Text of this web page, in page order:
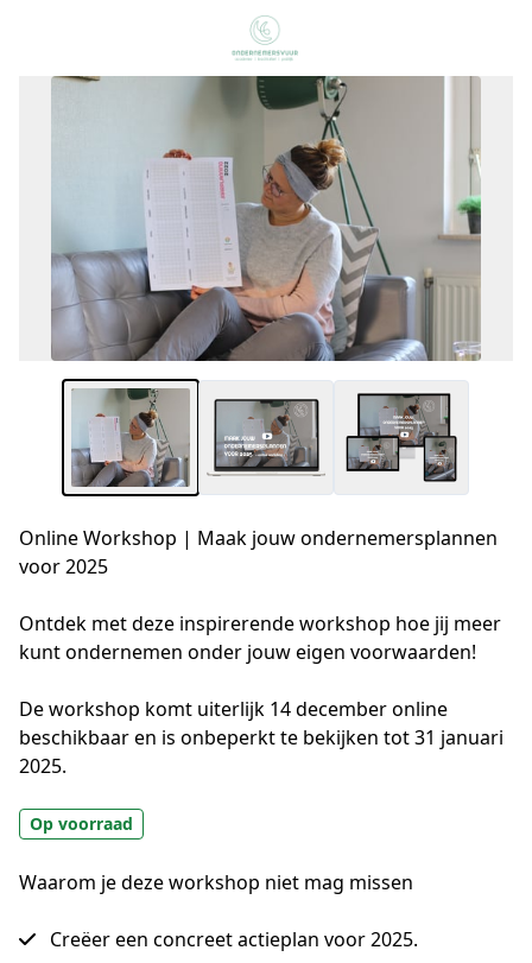
Online Workshop | Maak jouw ondernemersplannen
voor 2025
Ontdek met deze inspirerende workshop hoe jij meer
kunt ondernemen onder jouw eigen voorwaarden!
De workshop komt uiterlijk 14 december online
beschikbaar en is onbeperkt te bekijken tot 31 januari
2025.
Op voorraad
Waarom je deze workshop niet mag missen
Creëer een concreet actieplan voor 2025.